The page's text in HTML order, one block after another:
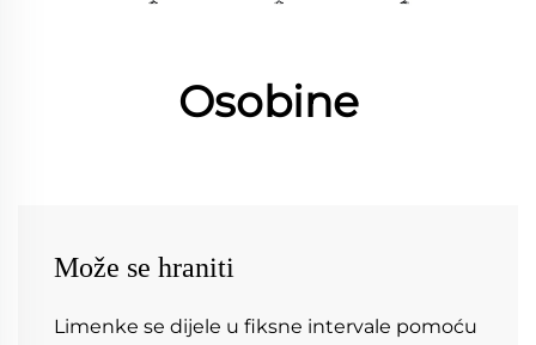
Osobine
Može se hraniti
Limenke se dijele u fiksne intervale pomoću